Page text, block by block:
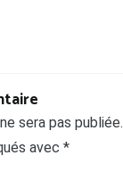
sera pas publiée.
avec *